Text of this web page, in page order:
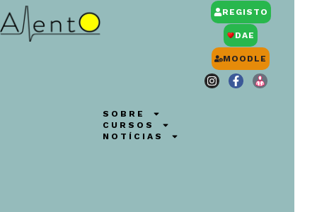
SOBRE
CURSOS
NOTÍCIAS
REGISTO
DAE
MOODLE